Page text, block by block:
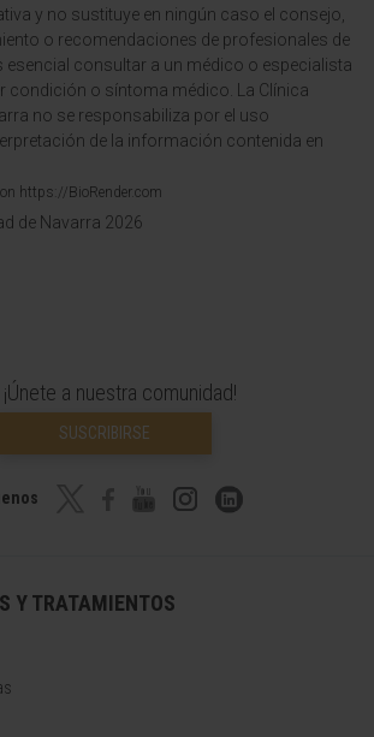
y no sustituye en ningún caso el consejo,
o recomendaciones de profesionales de
esencial consultar a un médico o especialista
condición o síntoma médico. La Clínica
no se responsabiliza por el uso
de la información contenida en
https://BioRender.com
de Navarra 2026
¡Únete a nuestra comunidad!
SUSCRIBIRSE
Y TRATAMIENTOS